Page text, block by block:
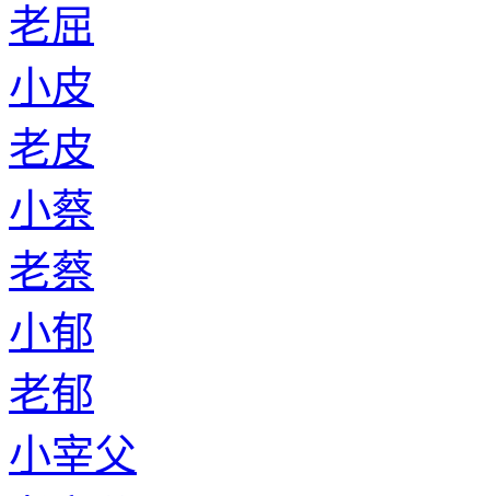
老屈
小皮
老皮
小蔡
老蔡
小郁
老郁
小宰父